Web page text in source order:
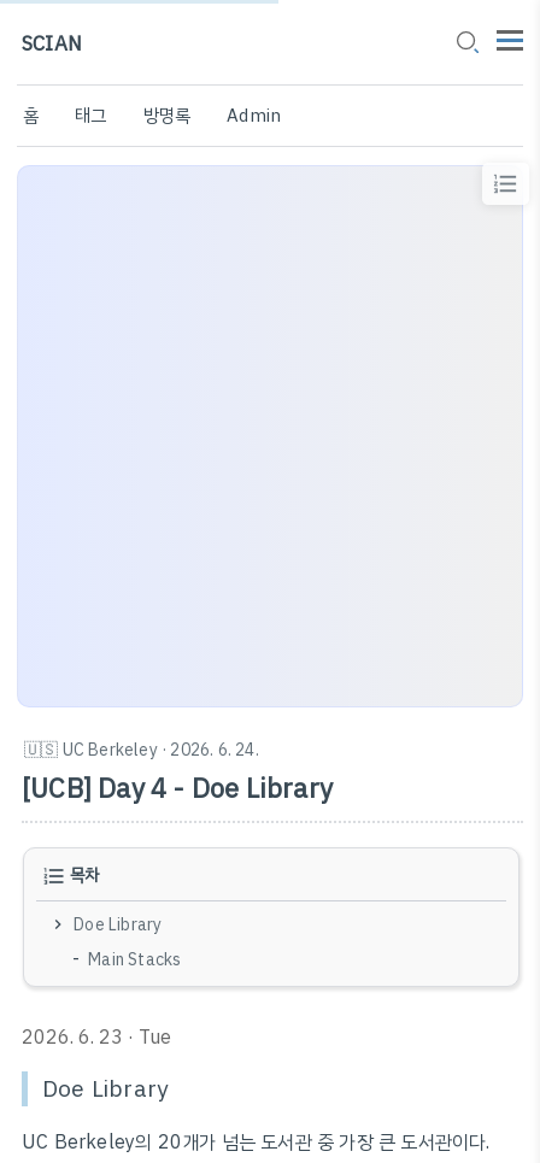
SCIAN
홈 태그 방명록 Admin
🇺🇸 UC Berkeley· 2026. 6. 24.
[UCB] Day 4 - Doe Library
목차
Doe Library
Main Stacks
2026. 6. 23 · Tue
Doe Library
UC Berkeley의 20개가 넘는 도서관 중 가장 큰 도서관이다.